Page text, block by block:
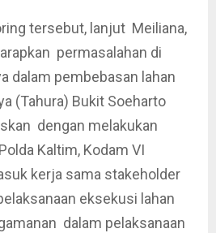
tersebut, lanjut Meiliana,
permasalahan di
dalam pembebasan lahan
(Tahura) Bukit Soeharto
dengan melakukan
Kaltim, Kodam VI
kerja sama stakeholder
eksekusi lahan
dalam pelaksanaan